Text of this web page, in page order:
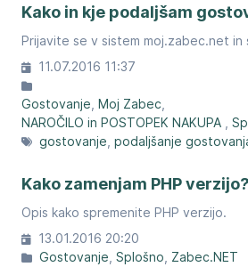
Kako in kje podaljšam
Prijavite se v sistem moj.zabec.net in
11.07.2016 11:37
Gostovanje Moj Zabec
NAROČILO in POSTOPEK NAKUPA
gostovanje podaljšanje
Kako zamenjam PHP verzijo?
Opis kako spremenite PHP verzijo.
13.01.2016 20:20
Gostovanje Splošno Zabec.NET